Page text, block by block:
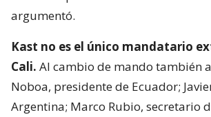
argumentó.
Kast no es el único mandatario
Cali. Al cambio de mando también
Noboa, presidente de Ecuador;
Argentina; Marco Rubio, secretario